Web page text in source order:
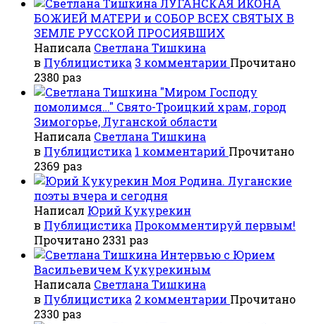
ЛУГАНСКАЯ ИКОНА
БОЖИЕЙ МАТЕРИ и СОБОР ВСЕХ СВЯТЫХ В
ЗЕМЛЕ РУССКОЙ ПРОСИЯВШИХ
Написала Светлана Тишкина
в Публицистика 3 комментарии Прочитано
2380 раз
"Миром Господу
помолимся…" Свято-Троицкий храм, город
Зимогорье, Луганской области
Написала Светлана Тишкина
в Публицистика 1 комментарий Прочитано
2369 раз
Моя Родина. Луганские
поэты вчера и сегодня
Написал Юрий Кукурекин
в Публицистика Прокомментируй первым!
Прочитано 2331 раз
Интервью с Юрием
Васильевичем Кукурекиным
Написала Светлана Тишкина
в Публицистика 2 комментарии Прочитано
2330 раз